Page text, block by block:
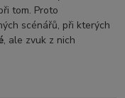
tom. Proto
scénářů, při kterých
, ale zvuk z nich